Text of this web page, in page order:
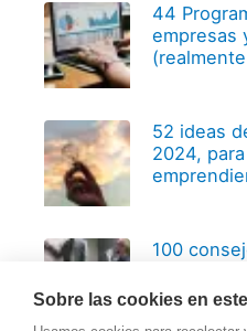
44
empresas
52 ideas
2024,
100
años de
Sobre las cookies en